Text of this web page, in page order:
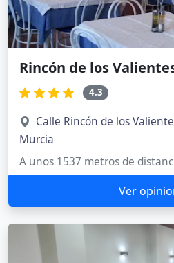
Rincón de los
4.3
Calle Rincón de los
Murcia
A unos 1537 metros de
Ver